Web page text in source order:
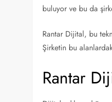
buluyor ve bu da
Rantar Dijital, bu
Şirketin bu
Rantar